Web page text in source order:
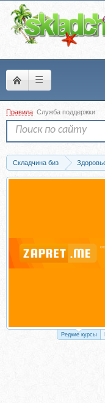
☰
Правила Служба поддержки
Складчина биз
Скачать Кармическая
Редкие курсы